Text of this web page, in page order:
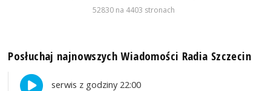
52830 na 4403 stronach
Posłuchaj najnowszych Wiadomości Radia Szczecin
serwis z godziny 22:00